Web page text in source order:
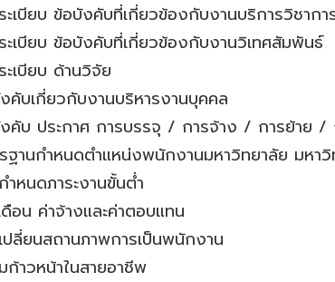
เบียบ ข้อบังคับที่เกี่ยวข้องกับงานบริการวิชากา
ะเบียบ ข้อบังคับที่เกี่ยวข้องกับงานวิเทศสัมพันธ์
เบียบ ด้านวิจัย
คับเกี่ยวกับงานบริหารงานบุคคล
คับ ประกาศ การบรรจุ / การจ้าง / การย้าย /
ฐานกำหนดตำแหน่งพนักงานมหาวิทยาลัย มหาวิ
ำหนดภาระงานขั้นต่ำ
ดือน ค่าจ้างและค่าตอบแทน
ปลี่ยนสถานภาพการเป็นพนักงาน
ก้าวหน้าในสายอาชีพ